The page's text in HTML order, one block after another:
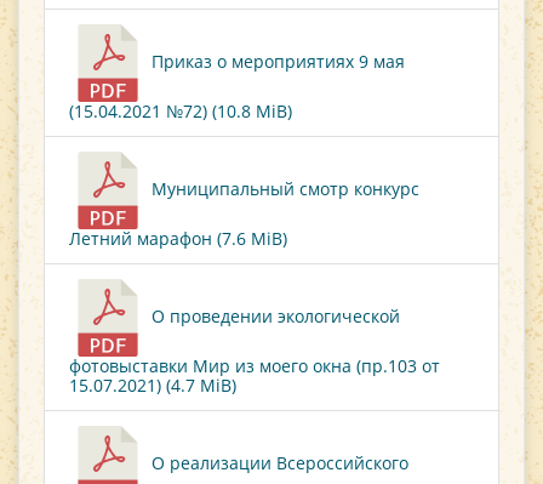
Приказ о мероприятиях 9 мая
(15.04.2021 №72) (10.8 MiB)
Муниципальный смотр конкурс
Летний марафон (7.6 MiB)
О проведении экологической
фотовыставки Мир из моего окна (пр.103 от
15.07.2021) (4.7 MiB)
О реализации Всероссийского